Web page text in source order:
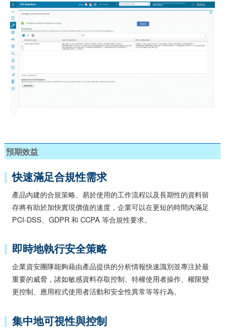
預期效益
快速滿足合規性需求
產品內建的合規策略、易於使用的工作流程以及長期性的資料留
存將有助於加快實現價值的速度，企業可以在更短的時間內滿足
PCI-DSS、GDPR 和 CCPA 等合規性要求。
即時地執行安全策略
企業資安團隊能夠藉由產品提供的分析情報快速識別並專注於最
重要的威脅，諸如敏感資料存取控制、特權使用者操作、權限變
更控制、應用程式使用者活動和安全性異常等等行為。
集中地可視性與控制